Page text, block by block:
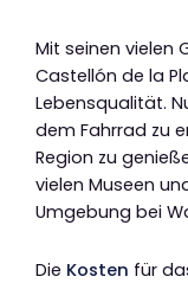
Mit seinen vielen
Castellón de la
Lebensqualität.
dem Fahrrad zu
Region zu
vielen Museen
Umgebung bei
Die Kosten für